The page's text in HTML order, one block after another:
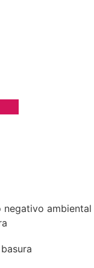
negativo